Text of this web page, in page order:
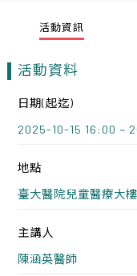
活動資訊
活動資料
日期(起迄)
2025-10-15 16:00 ~
地點
臺大醫院兒童醫療大
主講人
陳涵英醫師